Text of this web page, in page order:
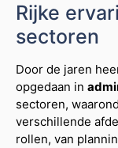
Rijke
sectoren
Door de jaren
opgedaan in
sectoren,
verschillende
rollen, van